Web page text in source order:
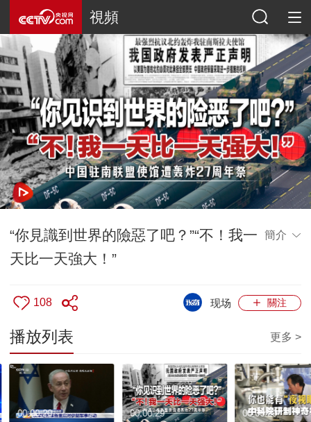
視頻
“你見識到世界的險惡了吧？”“不！我一
天比一天強大！”
簡介
108 關注
现场
播放列表 更多 >
00:00:20 00:00:29 00:00:29